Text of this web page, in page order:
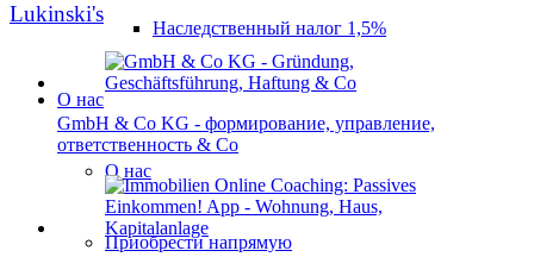
Наследственный налог 1,5%
О нас
О нас
Приобрести напрямую
Lukinski's
GmbH & Co KG - формирование, управление,
ответственность & Co